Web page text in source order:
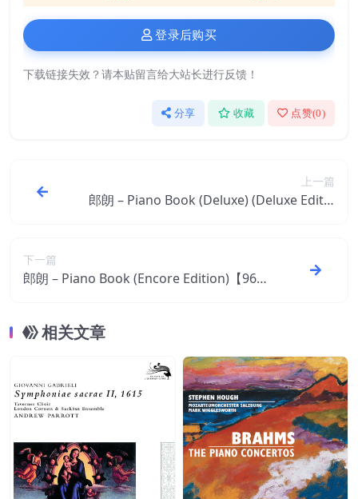
登录后购买
下载链接失效？请本贴留言给大站长进行反馈！
分享 收藏 点赞(0)
上一篇
郎朗 – Piano Book (Deluxe) (Deluxe Editio
下一篇
郎朗 – Piano Book (Encore Edition)【96k
相关文章